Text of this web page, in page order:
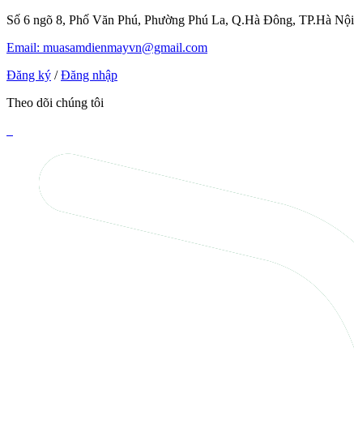
Số 6 ngõ 8, Phố Văn Phú, Phường Phú La, Q.Hà Đông, TP.Hà Nội
Email: muasamdienmayvn@gmail.com
Đăng ký / Đăng nhập
Theo dõi chúng tôi